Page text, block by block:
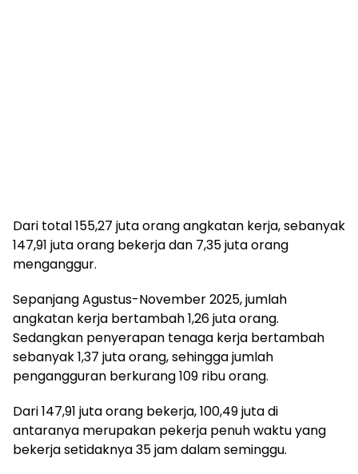
Dari total 155,27 juta orang angkatan kerja, sebanyak
147,91 juta orang bekerja dan 7,35 juta orang
menganggur.
Sepanjang Agustus-November 2025, jumlah
angkatan kerja bertambah 1,26 juta orang.
Sedangkan penyerapan tenaga kerja bertambah
sebanyak 1,37 juta orang, sehingga jumlah
pengangguran berkurang 109 ribu orang.
Dari 147,91 juta orang bekerja, 100,49 juta di
antaranya merupakan pekerja penuh waktu yang
bekerja setidaknya 35 jam dalam seminggu.